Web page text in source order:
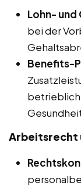
Lohn- und
bei der
Benefits-
Arbeitsrecht